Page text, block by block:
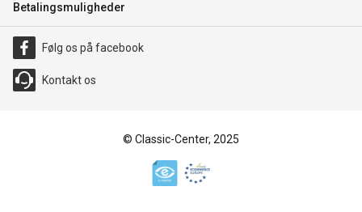
Betalingsmuligheder
Følg os på facebook
Kontakt os
© Classic-Center, 2025